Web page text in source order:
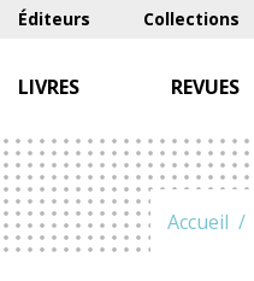
Éditeurs Collections
LIVRES REVUES
Accueil